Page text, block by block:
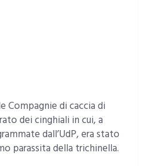
Compagnie di caccia di
dei cinghiali in cui, a
dall’UdP, era stato
parassita della trichinella.